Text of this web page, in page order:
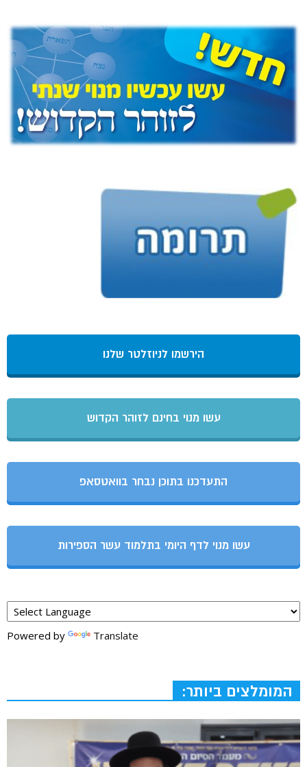
הירשמו לניוזלטר שלנו
עשו מנוי בחינם לזוהר הקדוש
התעדכנו בתוכן נבחר בוואטסאפ
עשו מנוי לדף היומי בתלמוד עשר הספירות
Powered by Translate
המומלצים ביותר: